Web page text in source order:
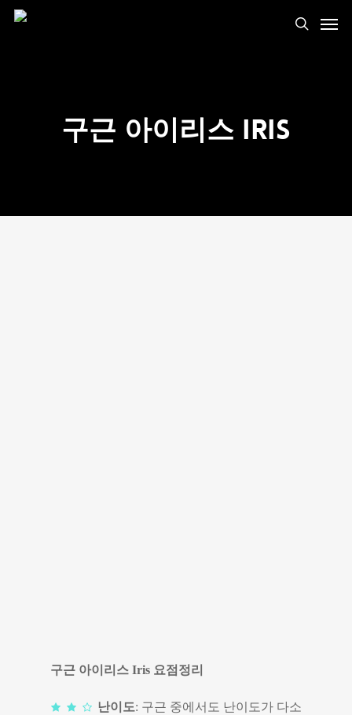
구근 아이리스 Iris
구근 아이리스 Iris 요점정리
난이도: 구근 중에서도 난이도가 다소